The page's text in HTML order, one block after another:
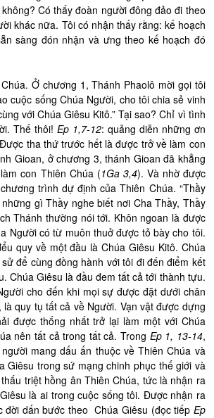
Có thấy đoàn người đông đảo đi theo
khác nữa. Tôi có nhận thấy rằng: kế hoạch
sàng đón nhận và ưng theo kế hoạch đó
Ở chương 1, Thánh Phaolô mời gọi tôi
cuộc sống Chúa Người, cho tôi chia sẻ vinh
với Chúa Giêsu Kitô.” Tại sao? Chỉ vì tình
Thế thôi!Ep 1,7-12: quảng diễn những ơn
tha thứ trước hết là được trở về làm con
Gioan, ở chương 3, thánh Gioan đã khẳng
con Thiên Chúa (1Ga 3,4). Và nhờ được
trình dự định của Thiên Chúa. “Thầy
gì Thầy nghe biết nơi Cha Thầy, Thầy
Thánh thường nói tới. Khôn ngoan là được
Người có từ muôn thuở được tỏ bày cho tôi.
quy về một đầu là Chúa Giêsu Kitô. Chúa
để cùng đồng hành với tôi đi đến điểm kết
Chúa Giêsu là đầu đem tất cả tới thành tựu.
cho đến khi mọi sự được đặt dưới chân
quy tụ tất cả về Người. Vạn vật được dựng
được thống nhất trở lại làm một với Chúa
nên tất cả trong tất cả. Trong Ep 1, 13-14,
mang dấu ấn thuộc về Thiên Chúa và
Giêsu trong sứ mạng chinh phục thế giới và
triệt hồng ân Thiên Chúa, tức là nhận ra
là ai trong cuộc sống tôi. Được nhận ra
dấn bước theo Chúa Giêsu (đọc tiếp Ep